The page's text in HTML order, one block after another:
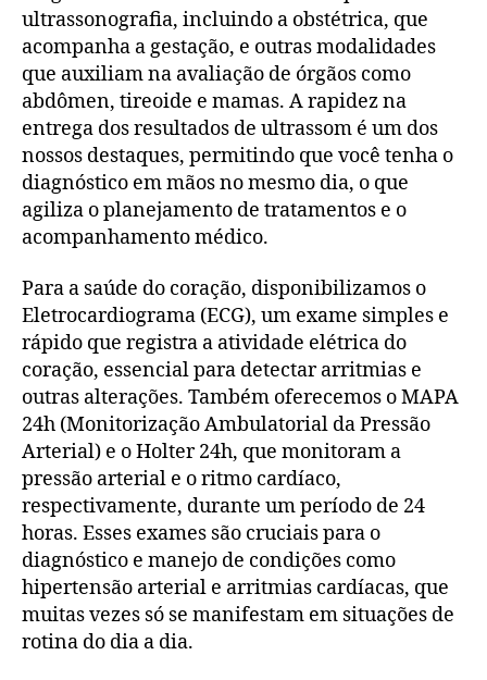
ultrassonografia, incluindo a obstétrica, que
acompanha a gestação, e outras modalidades
que auxiliam na avaliação de órgãos como
abdômen, tireoide e mamas. A rapidez na
entrega dos resultados de ultrassom é um dos
nossos destaques, permitindo que você tenha o
diagnóstico em mãos no mesmo dia, o que
agiliza o planejamento de tratamentos e o
acompanhamento médico.
Para a saúde do coração, disponibilizamos o
Eletrocardiograma (ECG), um exame simples e
rápido que registra a atividade elétrica do
coração, essencial para detectar arritmias e
outras alterações. Também oferecemos o MAPA
24h (Monitorização Ambulatorial da Pressão
Arterial) e o Holter 24h, que monitoram a
pressão arterial e o ritmo cardíaco,
respectivamente, durante um período de 24
horas. Esses exames são cruciais para o
diagnóstico e manejo de condições como
hipertensão arterial e arritmias cardíacas, que
muitas vezes só se manifestam em situações de
rotina do dia a dia.